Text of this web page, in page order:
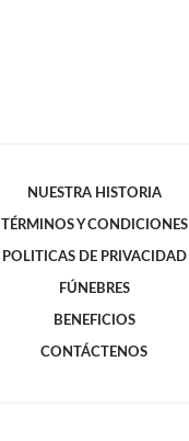
NUESTRA HISTORIA
TÉRMINOS Y CONDICIONES
POLITICAS DE PRIVACIDAD
FÚNEBRES
BENEFICIOS
CONTÁCTENOS